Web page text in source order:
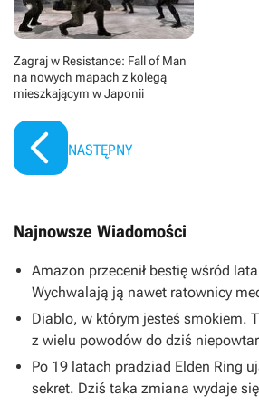
Zagraj w Resistance: Fall of Man
na nowych mapach z kolegą
mieszkającym w Japonii
NASTĘPNY
Najnowsze Wiadomości
Amazon przecenił bestię wśród
Wychwalają ją nawet ratownicy
Diablo, w którym jesteś smokiem.
z wielu powodów do dziś
Po 19 latach pradziad Elden Ring
sekret. Dziś taka zmiana wydaje